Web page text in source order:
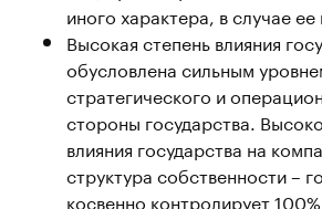
иного характера, в случае
Высокая степень влияния
обусловлена сильным
стратегического и
стороны государства.
влияния государства на
структура собственности –
косвенно контролирует